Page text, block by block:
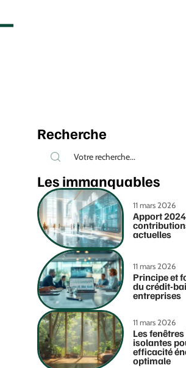
Recherche
Les immanquables
11 mars 2026
Apport
actuelles
11 mars 2026
Principe et
du crédit-
entreprises
11 mars 2026
Les
isolantes
efficacité
optimale